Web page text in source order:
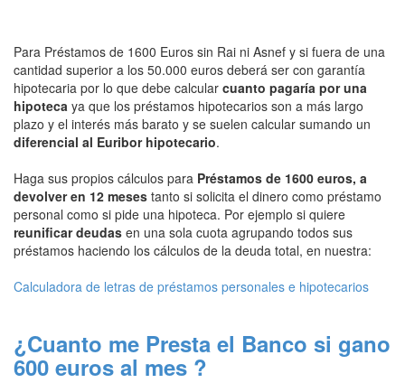
Para Préstamos de 1600 Euros sin Rai ni Asnef y si fuera de una
cantidad superior a los 50.000 euros deberá ser con garantía
hipotecaria por lo que debe calcular cuanto pagaría por una
hipoteca ya que los préstamos hipotecarios son a más largo
plazo y el interés más barato y se suelen calcular sumando un
diferencial al Euribor hipotecario.
Haga sus propios cálculos para Préstamos de 1600 euros, a
devolver en 12 meses tanto si solicita el dinero como préstamo
personal como si pide una hipoteca. Por ejemplo si quiere
reunificar deudas en una sola cuota agrupando todos sus
préstamos haciendo los cálculos de la deuda total, en nuestra:
Calculadora de letras de préstamos personales e hipotecarios
¿Cuanto me Presta el Banco si gano
600 euros al mes ?